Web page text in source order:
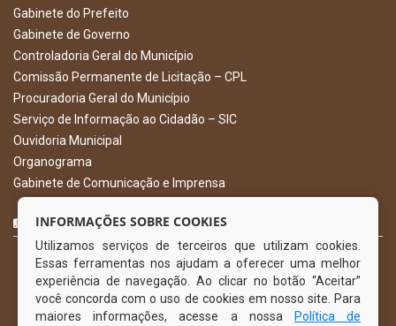
Gabinete do Prefeito
Gabinete de Governo
Controladoria Geral do Município
Comissão Permanente de Licitação – CPL
Procuradoria Geral do Município
Serviço de Informação ao Cidadão – SIC
Ouvidoria Municipal
Organograma
Gabinete de Comunicação e Imprensa
CURTA NOSSA FAN PAGE
INFORMAÇÕES SOBRE COOKIES
Utilizamos serviços de terceiros que utilizam cookies.
Essas ferramentas nos ajudam a oferecer uma melhor
experiência de navegação. Ao clicar no botão “Aceitar”
você concorda com o uso de cookies em nosso site. Para
maiores informações, acesse a nossa
Política de